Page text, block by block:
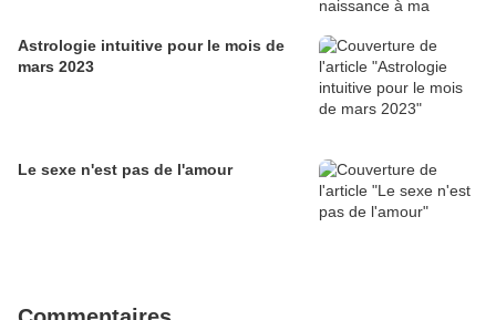
Astrologie intuitive pour le mois de
mars 2023
Le sexe n'est pas de l'amour